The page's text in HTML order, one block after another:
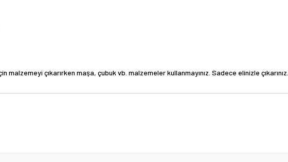
malzemeyi çıkarırken maşa, çubuk vb. malzemeler kullanmayınız. Sadece elinizle çıkarınız.